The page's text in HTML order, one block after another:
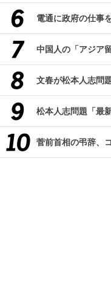
電通に政府の仕事
中国人の「アジア
文春が松本人志問
松本人志問題「最
菅前首相の弔辞、